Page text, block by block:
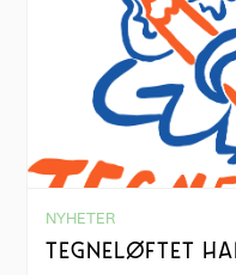
NYHETER
TEGNELØFTET